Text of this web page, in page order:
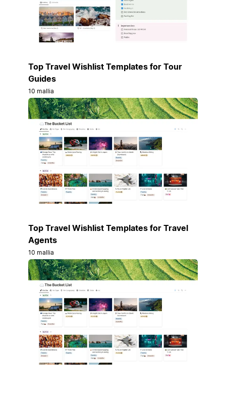
Top Travel Wishlist Templates for Tour
Guides
10 mallia
Top Travel Wishlist Templates for Travel
Agents
10 mallia